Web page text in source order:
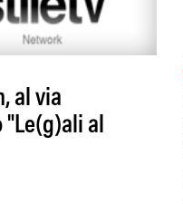
al via
al